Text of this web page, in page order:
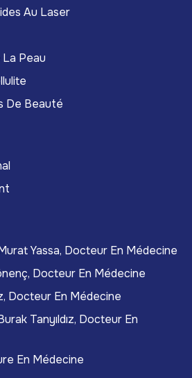
Au Laser
Peau
De Beauté
Yassa, Docteur En Médecine
Docteur En Médecine
Docteur En Médecine
Tanyıldız, Docteur En
En Médecine